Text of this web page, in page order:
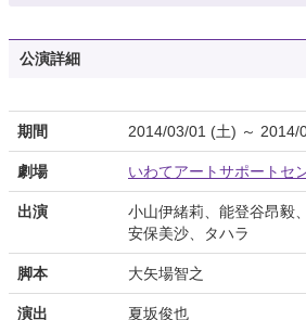
公演詳細
期間 2014/03/01 (土) ～ 2014/
劇場 いわてアートサポートセ
出演
小山伊緒莉、能登谷昂毅
安保美沙、タハラ
脚本 大矢場智之
演出 夏坂俊也